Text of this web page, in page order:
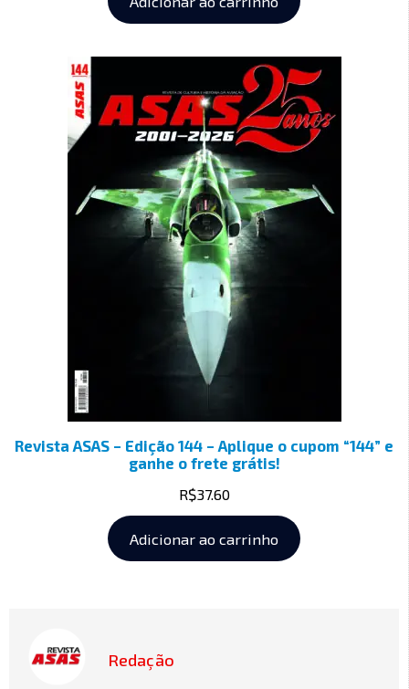
Revista ASAS – Edição 144 – Aplique o cupom “144” e
ganhe o frete grátis!
R$37.60
Adicionar ao carrinho
Redação